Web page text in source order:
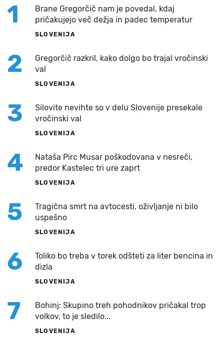
1
Brane Gregorčič nam je povedal, kdaj
pričakujejo več dežja in padec temperatur
SLOVENIJA
2
Gregorčič razkril, kako dolgo bo trajal vročinski
val
SLOVENIJA
3
Silovite nevihte so v delu Slovenije presekale
vročinski val
SLOVENIJA
4
Nataša Pirc Musar poškodovana v nesreči,
predor Kastelec tri ure zaprt
SLOVENIJA
5
Tragična smrt na avtocesti, oživljanje ni bilo
uspešno
SLOVENIJA
6
Toliko bo treba v torek odšteti za liter bencina in
dizla
SLOVENIJA
7
Bohinj: Skupino treh pohodnikov pričakal trop
volkov, to je sledilo...
SLOVENIJA